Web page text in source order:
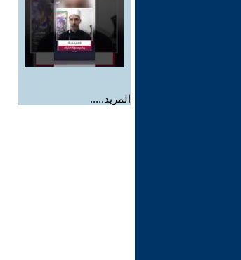
المزيد.....